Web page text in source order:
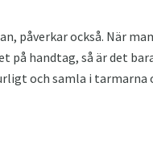
påverkar också. När
på handtag, så är det
och samla i tarmarna